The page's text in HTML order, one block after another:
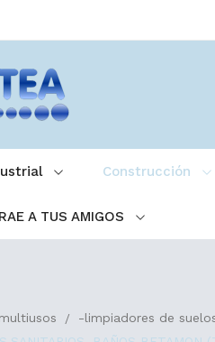
Construcción
A TUS AMIGOS
-limpiadores de